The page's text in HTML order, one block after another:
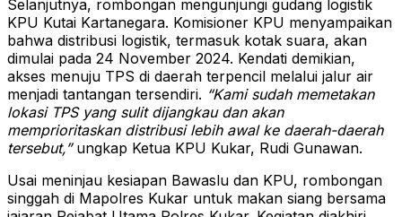
Selanjutnya, rombongan mengunjungi gudang logistik
KPU Kutai Kartanegara. Komisioner KPU menyampaikan
bahwa distribusi logistik, termasuk kotak suara, akan
dimulai pada 24 November 2024. Kendati demikian,
akses menuju TPS di daerah terpencil melalui jalur air
menjadi tantangan tersendiri. “Kami sudah memetakan
lokasi TPS yang sulit dijangkau dan akan
memprioritaskan distribusi lebih awal ke daerah-daerah
tersebut,”ungkap Ketua KPU Kukar, Rudi Gunawan.
Usai meninjau kesiapan Bawaslu dan KPU, rombongan
singgah di Mapolres Kukar untuk makan siang bersama